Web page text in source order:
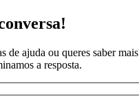
de ajuda ou queres saber
a resposta.